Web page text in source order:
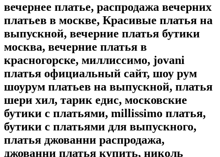
вечернее платье, распродажа вечерних
платьев в москве, Красивые платья на
выпускной, вечерние платья бутики
москва, вечерние платья в
красногорске, миллиссимо, jovani
платья официальный сайт, шоу рум
шоурум платьев на выпускной, платья
шери хил, тарик едис, московские
бутики с платьями, millissimo платья,
бутики с платьями для выпускного,
платья джованни распродажа,
джованни платья купить, николь